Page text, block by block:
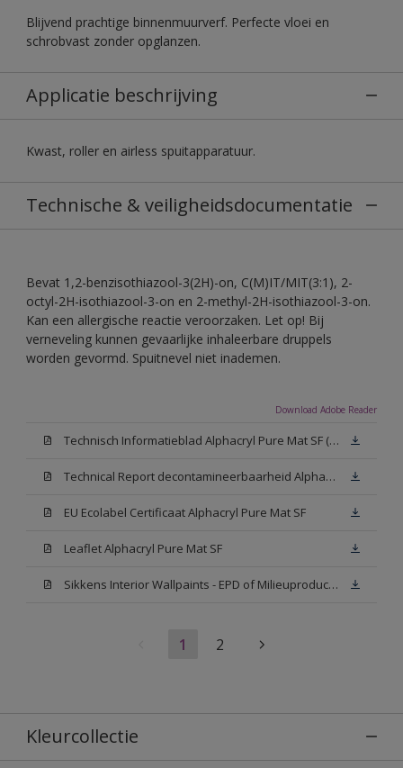
Blijvend prachtige binnenmuurverf. Perfecte vloei en
schrobvast zonder opglanzen.
Applicatie beschrijving
Kwast, roller en airless spuitapparatuur.
Technische & veiligheidsdocumentatie
Bevat 1,2-benzisothiazool-3(2H)-on, C(M)IT/MIT(3:1), 2-
octyl-2H-isothiazool-3-on en 2-methyl-2H-isothiazool-3-on.
Kan een allergische reactie veroorzaken. Let op! Bij
verneveling kunnen gevaarlijke inhaleerbare druppels
worden gevormd. Spuitnevel niet inademen.
Download Adobe Reader
Technisch Informatieblad Alphacryl Pure Mat SF (New Livery) (PDF)
Technical Report decontamineerbaarheid Alphacryl Pure Mat SF
EU Ecolabel Certificaat Alphacryl Pure Mat SF
Leaflet Alphacryl Pure Mat SF
Sikkens Interior Wallpaints - EPD of Milieuproductverklaring
1 2
Kleurcollectie